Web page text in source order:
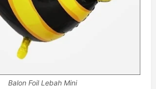
Balon Foil Lebah Mini